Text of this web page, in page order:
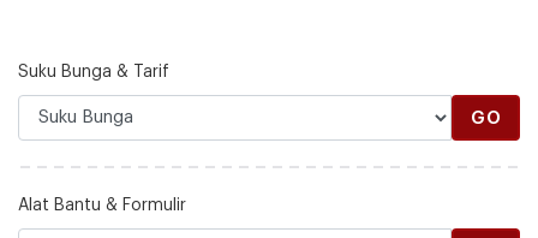
Suku Bunga & Tarif
GO
Alat Bantu & Formulir